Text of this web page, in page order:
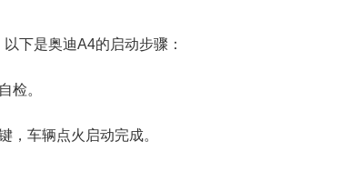
下是奥迪A4的启动步骤：
检。
，车辆点火启动完成。